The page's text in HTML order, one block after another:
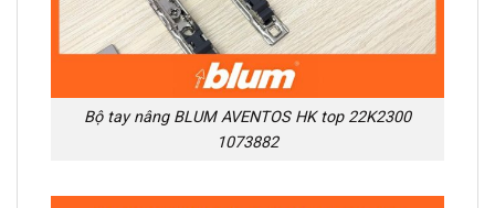
Bộ tay nâng BLUM AVENTOS HK top 22K2300
1073882